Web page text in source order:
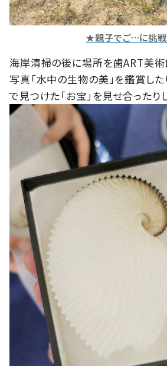
★親子でご…に挑戦
海岸清掃の後に場所を歯ART美術
写真「水中の生物の美」を鑑賞し
で見つけた「お宝」を見せ合ったり